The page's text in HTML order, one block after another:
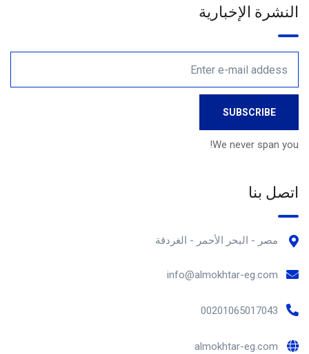
النشرة الإخبارية
We never span you!
اتصل بنا
مصر - البحر الأحمر - الغردقة
info@almokhtar-eg.com
00201065017043
almokhtar-eg.com